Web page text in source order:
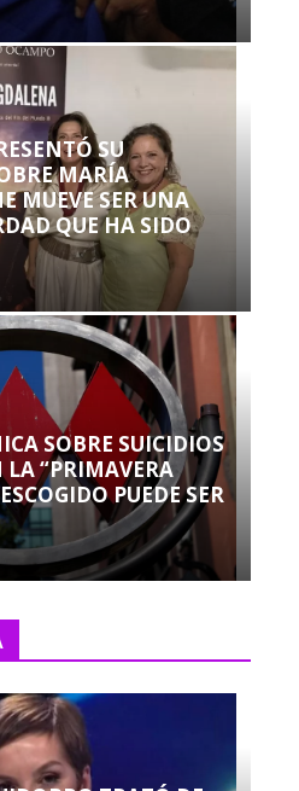
SU
MARÍA
MUEVE SER UNA
QUE HA SIDO
SOBRE SUICIDIOS
LA “PRIMAVERA
PUEDE SER